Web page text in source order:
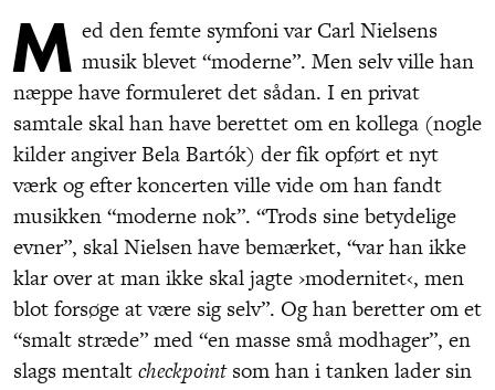
M ed den femte symfoni var Carl Nielsens
musik blevet “moderne”. Men selv ville han
næppe have formuleret det sådan. I en privat
samtale skal han have berettet om en kollega (nogle
kilder angiver Bela Bartók) der fik opført et nyt
værk og efter koncerten ville vide om han fandt
musikken “moderne nok”. “Trods sine betydelige
evner”, skal Nielsen have bemærket, “var han ikke
klar over at man ikke skal jagte ›modernitet‹, men
blot forsøge at være sig selv”. Og han beretter om et
“smalt stræde” med “en masse små modhager”, en
slags mentaltcheckpointsom han i tanken lader sin